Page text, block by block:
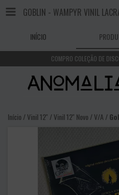
GOBLIN - WAMPYR VINIL
INÍCIO
COMPRO COLEÇÃO DE
Início /Vinil 12'' /Vinil 12'' Novo /V/A /